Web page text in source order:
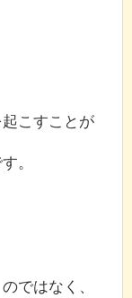
こすことが
。
ではなく、